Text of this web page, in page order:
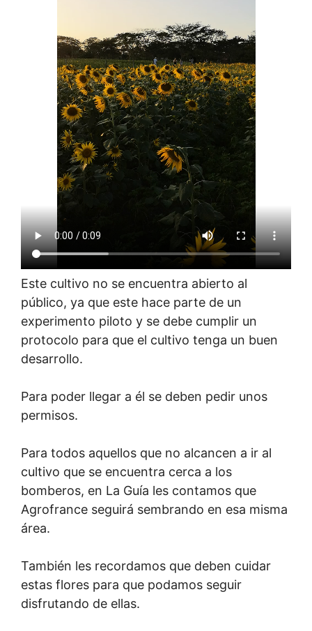
Este cultivo no se encuentra abierto al
público, ya que este hace parte de un
experimento piloto y se debe cumplir un
protocolo para que el cultivo tenga un buen
desarrollo.
Para poder llegar a él se deben pedir unos
permisos.
Para todos aquellos que no alcancen a ir al
cultivo que se encuentra cerca a los
bomberos, en La Guía les contamos que
Agrofrance seguirá sembrando en esa misma
área.
También les recordamos que deben cuidar
estas flores para que podamos seguir
disfrutando de ellas.